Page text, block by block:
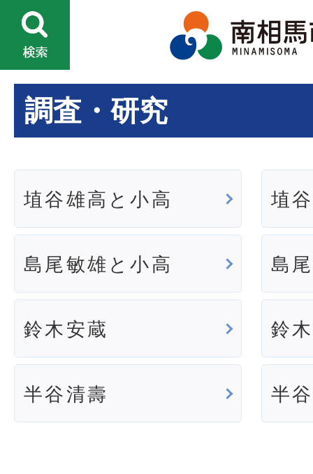
調査・研究
埴谷雄高と小高 埴
島尾敏雄と小高 島
鈴木安蔵 鈴
半谷清壽 半